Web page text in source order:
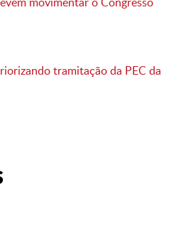
tramitação da PEC da